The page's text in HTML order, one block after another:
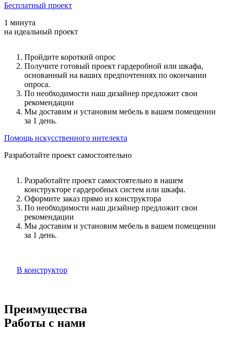
Бесплатный проект
1 минута
на идеальный проект
Пройдите короткий опрос
Получите готовый проект гардеробной или шкафа,
основанный на ваших предпочтениях по окончании
опроса.
По необходимости наш дизайнер предложит свои
рекомендации
Мы доставим и установим мебель в вашем помещении
за 1 день.
Помощь искусственного интелекта
Разработайте проект самостоятельно
Разработайте проект самостоятельно в нашем
конструкторе гардеробных систем или шкафа.
Оформите заказ прямо из конструктора
По необходимости наш дизайнер предложит свои
рекомендации
Мы доставим и установим мебель в вашем помещении
за 1 день.
В конструктор
Преимущества
Работы с нами